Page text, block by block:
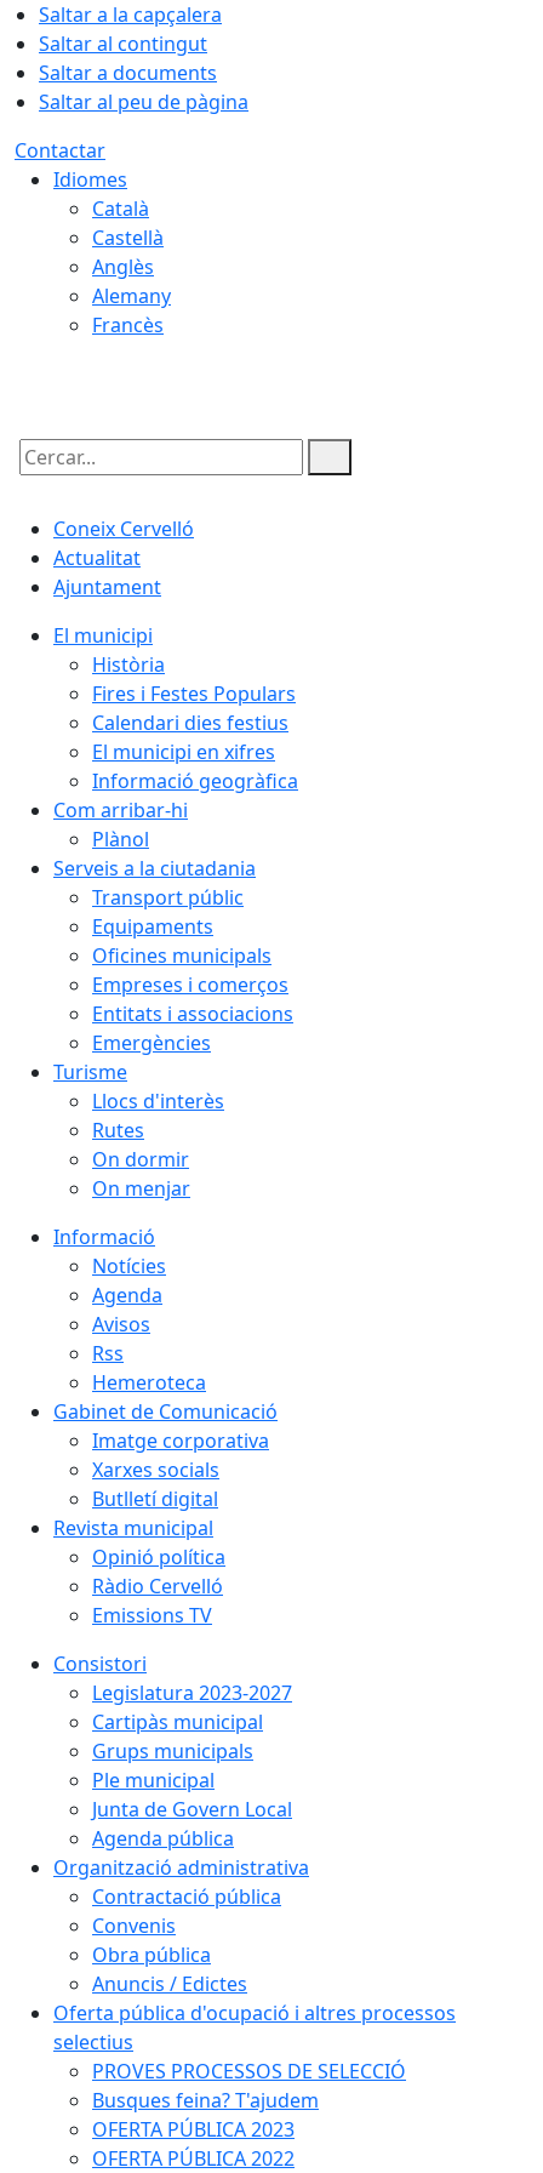
Saltar a la capçalera
Saltar al contingut
Saltar a documents
Saltar al peu de pàgina
Contactar
Idiomes
Català
Castellà
Anglès
Alemany
Francès
Cercar:
Coneix Cervelló
Actualitat
Ajuntament
El municipi
Història
Fires i Festes Populars
Calendari dies festius
El municipi en xifres
Informació geogràfica
Com arribar-hi
Plànol
Serveis a la ciutadania
Transport públic
Equipaments
Oficines municipals
Empreses i comerços
Entitats i associacions
Emergències
Turisme
Llocs d'interès
Rutes
On dormir
On menjar
Informació
Notícies
Agenda
Avisos
Rss
Hemeroteca
Gabinet de Comunicació
Imatge corporativa
Xarxes socials
Butlletí digital
Revista municipal
Opinió política
Ràdio Cervelló
Emissions TV
Consistori
Legislatura 2023-2027
Cartipàs municipal
Grups municipals
Ple municipal
Junta de Govern Local
Agenda pública
Organització administrativa
Contractació pública
Convenis
Obra pública
Anuncis / Edictes
Oferta pública d'ocupació i altres processos
selectius
PROVES PROCESSOS DE SELECCIÓ
Busques feina? T'ajudem
OFERTA PÚBLICA 2023
OFERTA PÚBLICA 2022